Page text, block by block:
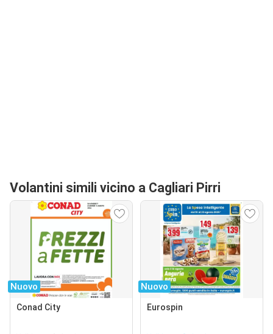
Volantini simili vicino a Cagliari Pirri
Nuovo
Conad City
Nuovo
Eurospin